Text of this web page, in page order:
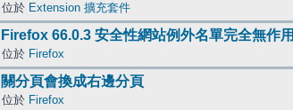
位於 Extension 擴充套件
Firefox 66.0.3 安全性網站例外名單完全無作用
位於 Firefox
關分頁會換成右邊分頁
位於 Firefox